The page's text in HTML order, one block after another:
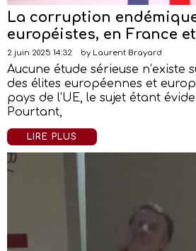
La corruption
européistes, en France et
2 juin 2025 14:32 by Laurent Brayard
Aucune étude sérieuse n’existe
des élites européennes et
pays de l’UE, le sujet étant
Pourtant,
LIRE PLUS